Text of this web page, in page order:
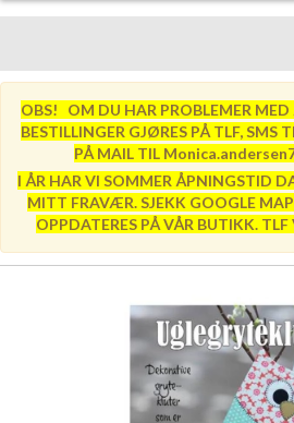
OBS! OM DU HAR PROBLEMER MED
BESTILLINGER GJØRES PÅ TLF, SMS
PÅ MAIL TIL
I ÅR HAR VI SOMMER ÅPNINGSTID
MITT FRAVÆR. SJEKK GOOGLE
OPPDATERES PÅ VÅR BUTIKK.